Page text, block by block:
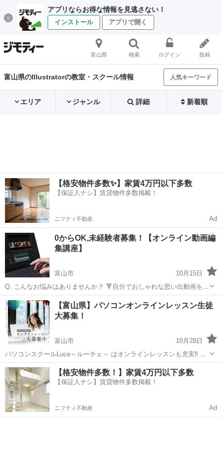
アプリならお得な情報を見逃さない！
インストール アプリで開く
富山県 検索 ログイン 投稿
富山県のIllustratorの教室・スクール情報 人気キーワード
エリア ジャンル 詳細 新着順
【格安物件多数✨】家賃4万円以下多数
【保証人ナシ】賃貸物件多数掲載！
ニフティ不動産 Ad
0からOK,未経験者募集！【オンライン動画編
集講座】
富山市
10月15日
Q. こんなお悩みはありませんか？ 🔻自分でおしゃれな思い出動画を作
りたい・・ 🔻副業でもう少し稼ぎたい・・ 🔻何から始めたらいいかが
分からない・・ 🔻動画編集スクールって高そう・・ ご安心ください！
...
富山 富山市 Illustrator
【富山県】パソコンオンラインレッスン生徒
大募集！
富山市
10月28日
パソコンスクールLuce～ルーチェ～ はオンラインレッスンも充実‼︎ ・
WEBデザイン ・WEBサイト制作 ・３Dグラフィック ・CAD その他オ
ンラインレッスン取り扱っております。 学ばれたい、身につけ...
富山 富山市 Illustrator オンライン
【格安物件多数！】家賃4万円以下多数
【保証人ナシ】賃貸物件多数掲載！
ニフティ不動産 Ad